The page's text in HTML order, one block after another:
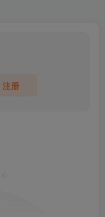
注册